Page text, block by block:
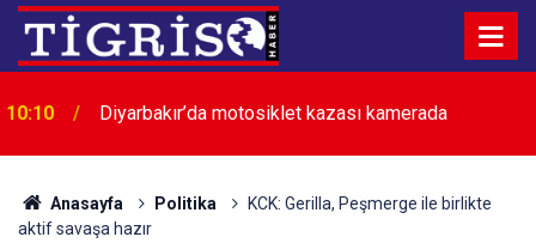
10:10 Diyarbakır’da motosiklet kazası kamerada
10:06
ayırıyoruz’
Anasayfa Politika
KCK: Gerilla, Peşmerge ile birlikte
aktif savaşa hazır